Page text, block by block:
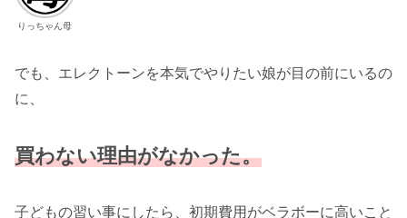
りっちゃん母
でも、エレクトーンを本気でやりたい娘が目の前にいるの
に、
買わない理由がなかった。
子どもの習い事にしたら、初期費用がベラボーに高いこと